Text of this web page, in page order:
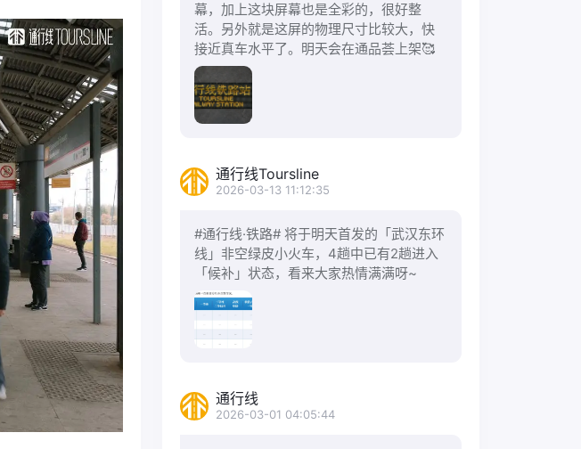
幕，加上这块屏幕也是全彩的，很好整
活。另外就是这屏的物理尺寸比较大，快
接近真车水平了。明天会在通品荟上架🥰
通行线Toursline
2026-03-13 11:12:35
#通行线·铁路# 将于明天首发的「武汉东环
线」非空绿皮小火车，4趟中已有2趟进入
「候补」状态，看来大家热情满满呀~
通行线
2026-03-01 04:05:44